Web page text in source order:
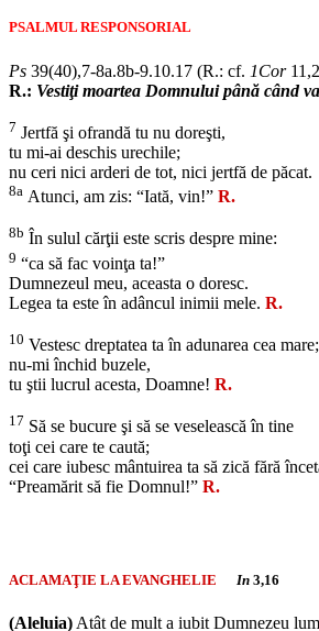
PSALMUL RESPONSORIAL
Ps 39(40),7-8a.8b-9.10.17 (R.: cf. 1Cor
R.: Vestiţi moartea Domnului până când
7 Jertfă şi ofrandă tu nu doreşti,
tu mi-ai deschis urechile;
nu ceri nici arderi de tot, nici jertfă de păcat.
8a Atunci, am zis: “Iată, vin!” R.
8b În sulul cărţii este scris despre mine:
9 “ca să fac voinţa ta!”
Dumnezeul meu, aceasta o doresc.
Legea ta este în adâncul inimii mele. R.
10 Vestesc dreptatea ta în adunarea cea mare;
nu-mi închid buzele,
tu ştii lucrul acesta, Doamne! R.
17 Să se bucure şi să se veselească în tine
toţi cei care te caută;
cei care iubesc mântuirea ta să zică fără
“Preamărit să fie Domnul!” R.
ACLAMAŢIE LA EVANGHELIE In 3,16
(Aleluia) Atât de mult a iubit Dumnezeu